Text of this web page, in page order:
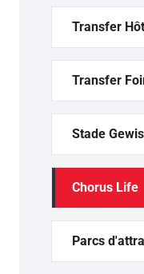
Transfer
Transfer
Stade
Chorus Life
Parcs